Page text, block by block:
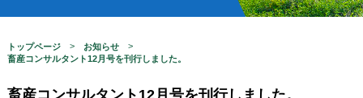
トップページ
お知らせ
畜産コンサルタント12月号を刊行しました。
畜産コンサルタント12月号を刊行しました。